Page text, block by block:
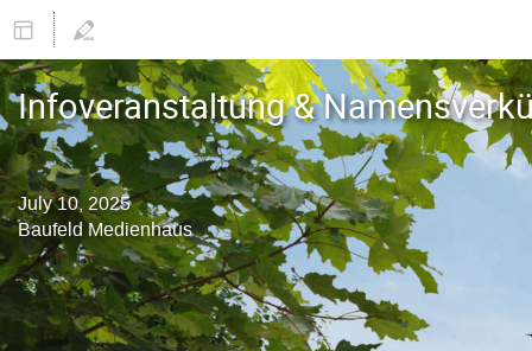
Infoveranstaltung &
July 10, 2025
Baufeld Medienhaus